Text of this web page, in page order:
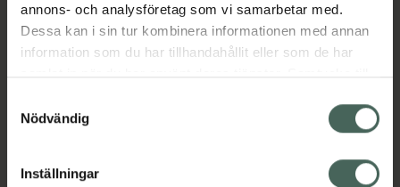
annons- och analysföretag som vi samarbetar med.
Dessa kan i sin tur kombinera informationen med annan
information som du har tillhandahållit eller som de har
samlat in när du har använt deras tjänster. Samtycke till
återkalla ditt samtycke via webbplatsens
cookieinställningar. Ett återkallat samtycke påverkar inte
lagligheten av behandling som skett innan återkallelsen.
Nödvändig
Inställningar
Läs alltid bipacksedeln innan
användning.